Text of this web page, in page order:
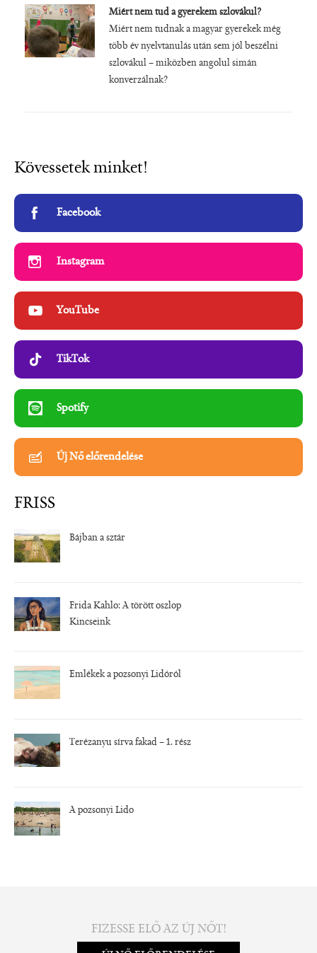
Miért nem tud a gyerekem szlovákul?
Miért nem tudnak a magyar gyerekek még
több év nyelvtanulás után sem jól beszélni
szlovákul – miközben angolul simán
konverzálnak?
Kövessetek minket!
Facebook
Instagram
YouTube
TikTok
Spotify
Új Nő előrendelése
FRISS
Bájban a sztár
Frida Kahlo: A törött oszlop
Kincseink
Emlékek a pozsonyi Lidóról
Terézanyu sírva fakad – 1. rész
A pozsonyi Lido
FIZESSE ELŐ AZ ÚJ NŐT!